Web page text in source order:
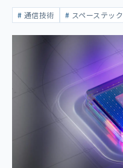
通信技術 スペーステック